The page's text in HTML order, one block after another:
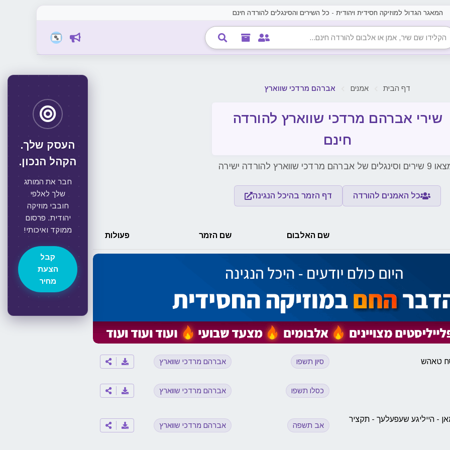
המאגר הגדול למוזיקה חסידית ויהודית - כל השירים והסינגלים להורדה חינם
דף הבית אמנים אברהם מרדכי שווארץ
שירי אברהם מרדכי שווארץ להורדה
חינם
של אברהם מרדכי שווארץ להורדה ישירה
כל האמנים להורדה דף הזמר בהיכל הנגינה
שם האלבום שם הזמר פעולות
טאהש סיון תשפו אברהם מרדכי שווארץ
כסלו תשפו אברהם מרדכי שווארץ
- הייליגע שעפעלעך - תקציר
אב תשפה אברהם מרדכי שווארץ
העסק שלך.
הקהל הנכון.
חבר את המותג
שלך לאלפי
חובבי מוזיקה
יהודית. פרסום
ממוקד ואיכותי!
קבל
הצעת
מחיר